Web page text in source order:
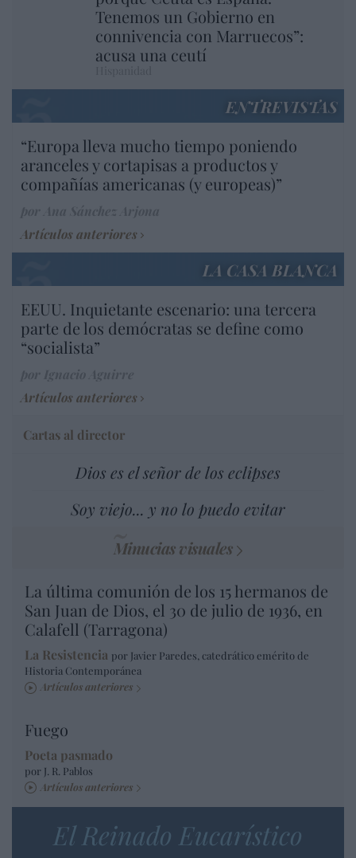
Tenemos un Gobierno en
connivencia con Marruecos”:
acusa una ceutí
ENTREVISTAS
“Europa lleva mucho tiempo poniendo
aranceles y cortapisas a productos y
compañías americanas (y europeas)”
Artículos anteriores
LA CASA BLANCA
EEUU. Inquietante escenario: una tercera
parte de los demócratas se define como
“socialista”
Artículos anteriores
Cartas al director
Dios es el señor de los eclipses
Soy viejo... y no lo puedo evitar
Minucias visuales
La última comunión de los 15 hermanos de
San Juan de Dios, el 30 de julio de 1936, en
Calafell (Tarragona)
La Resistencia por Javier Paredes, catedrático emérito de
Historia Contemporánea
Artículos anteriores
Fuego
Poeta pasmado
por J. R. Pablos
Artículos anteriores
El Reinado Eucarístico